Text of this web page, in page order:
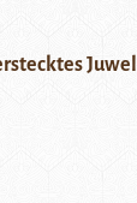
Juwel